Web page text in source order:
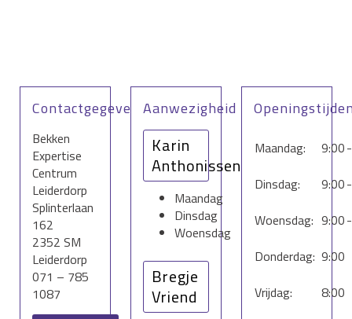
Contactgegevens
Bekken
Expertise
Centrum
Leiderdorp
Splinterlaan
162
2352 SM
Leiderdorp
071 – 785
1087
Aanwezigheid
Karin
Anthonissen
Maandag
Dinsdag
Woensdag
Bregje
Vriend
Maandag: 9:00-
Dinsdag:
9:00-
Woensdag: 9:00-
Donderdag: 9:00
Vrijdag:
8:00